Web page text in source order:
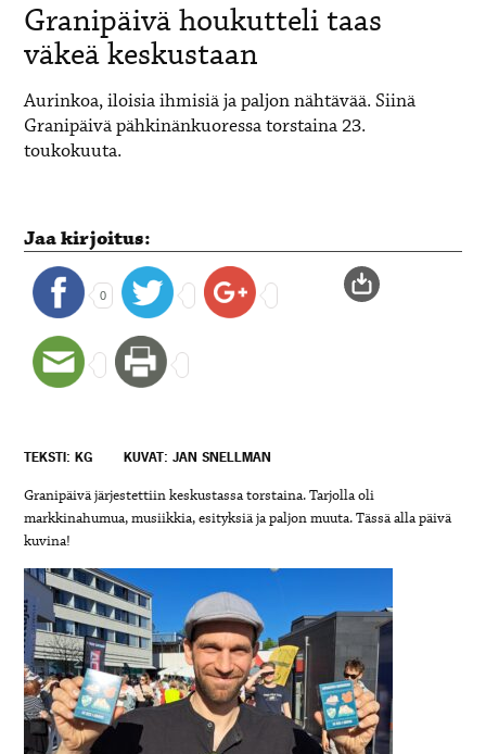
Granipäivä houkutteli taas
väkeä keskustaan
Aurinkoa, iloisia ihmisiä ja paljon nähtävää. Siinä
Granipäivä pähkinänkuoressa torstaina 23.
toukokuuta.
Jaa kirjoitus:
0
TEKSTI: KG KUVAT: JAN SNELLMAN
Granipäivä järjestettiin keskustassa torstaina. Tarjolla oli
markkinahumua, musiikkia, esityksiä ja paljon muuta.Tässä alla päivä
kuvina!